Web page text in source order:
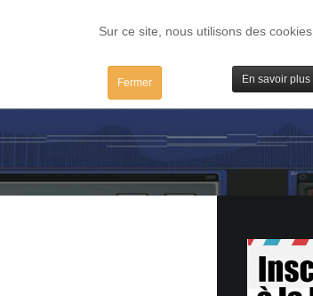
Sur ce site, nous utilisons des cookies
Fermer En savoir plus
TESTS IBIDULES / MAC PLUGS / IV